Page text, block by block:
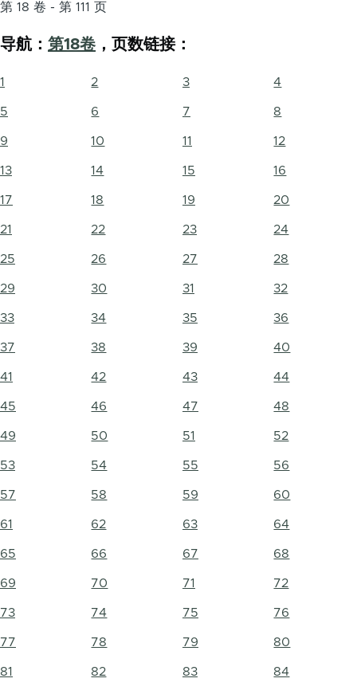
第 18 卷 - 第 111 页
导航： 第18卷 ，页数链接：
1 2 3 4
5 6 7 8
9 10 11 12
13 14 15 16
17 18 19 20
21 22 23 24
25 26 27 28
29 30 31 32
33 34 35 36
37 38 39 40
41 42 43 44
45 46 47 48
49 50 51 52
53 54 55 56
57 58 59 60
61 62 63 64
65 66 67 68
69 70 71 72
73 74 75 76
77 78 79 80
81 82 83 84